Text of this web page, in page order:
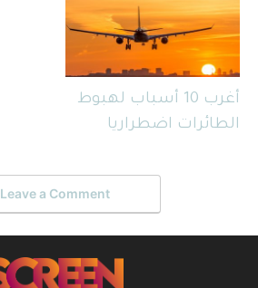
أغرب 10 أسباب لهبوط
الطائرات اضطراريا
Leave a Comment